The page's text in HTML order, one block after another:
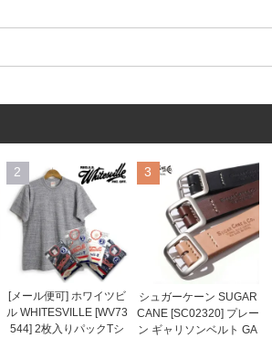
2
[メール便可] ホワイツビ
ル WHITESVILLE [WV73
544] 2枚入りパックTシ
3
シュガーケーン SUGAR
CANE [SC02320] プレー
ン ギャリソンベルト GA